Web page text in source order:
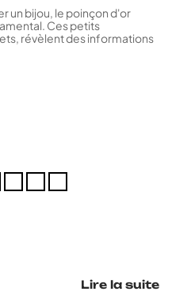
un bijou, le poinçon d'or
Ces petits
révèlent des informations
Lire la suite